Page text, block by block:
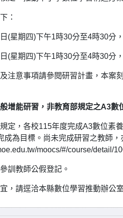
：
(星期四)下午1時30分至4時30分
(星期四)下午1時30分至4時30分
注意事項請參閱研習計畫，本案
增能研習，非教育部規定之A3數
定，各校115年度完成A3數位素
成為目標。尚未完成研習之教師
moocs/#/course/detail/
訓教師公假登記。
，請逕洽本縣數位學習推動辦公